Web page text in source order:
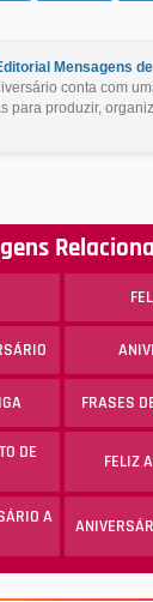
Mensagens
conta com
para produzir,
FRASES
DE
FELIZ
A